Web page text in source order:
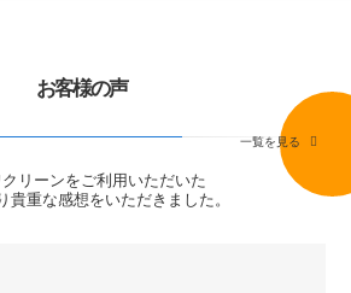
お客様の声
リーンをご利用いただいた
貴重な感想をいただきました。
一覧を見る